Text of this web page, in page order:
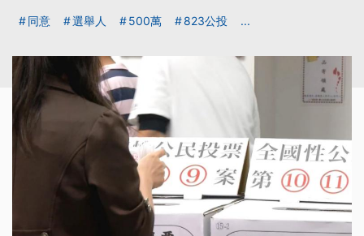
同意 選舉人 500萬 823公投 ...